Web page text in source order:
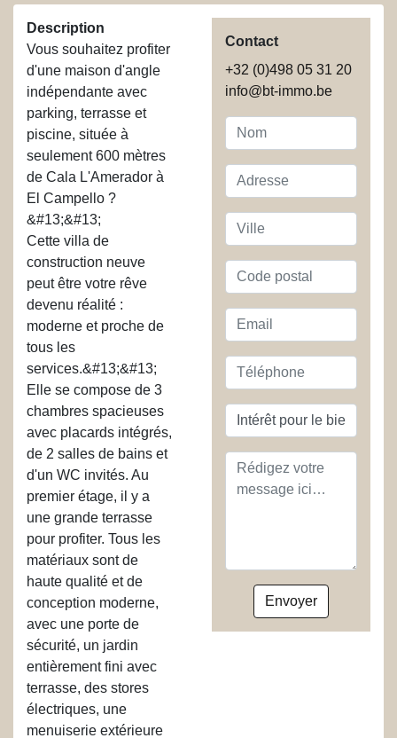
Description
Vous souhaitez profiter
d'une maison d'angle
indépendante avec
parking, terrasse et
piscine, située à
seulement 600 mètres
de Cala L'Amerador à
El Campello ?
&#13;&#13;
Cette villa de
construction neuve
peut être votre rêve
devenu réalité :
moderne et proche de
tous les
services.&#13;&#13;
Elle se compose de 3
chambres spacieuses
avec placards intégrés,
de 2 salles de bains et
d'un WC invités. Au
premier étage, il y a
une grande terrasse
pour profiter. Tous les
matériaux sont de
haute qualité et de
conception moderne,
avec une porte de
sécurité, un jardin
entièrement fini avec
terrasse, des stores
électriques, une
menuiserie extérieure
Contact
+32 (0)498 05 31 20
info@bt-immo.be
Nom
Adresse
Ville
Code
postal
Email
Téléphone
Objet
Message